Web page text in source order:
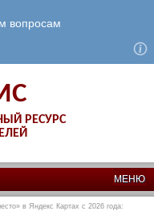
РЕСУРС
МЕНЮ
в Яндекс Картах с 2026 года: